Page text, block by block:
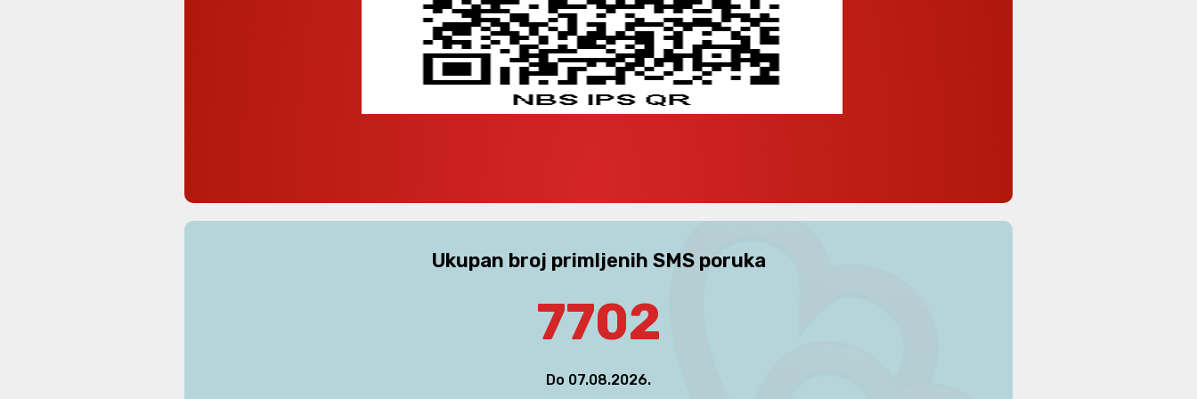
Ukupan broj primljenih SMS poruka
7702
Do 07.08.2026.